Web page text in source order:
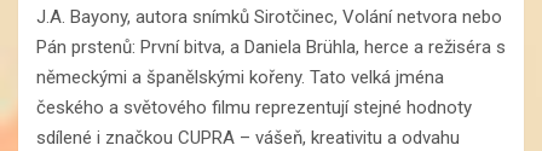
J.A. Bayony, autora snímků Sirotčinec, Volání netvora nebo
Pán prstenů: První bitva, a Daniela Brühla, herce a režiséra s
německými a španělskými kořeny. Tato velká jména
českého a světového filmu reprezentují stejné hodnoty
sdílené i značkou CUPRA – vášeň, kreativitu a odvahu